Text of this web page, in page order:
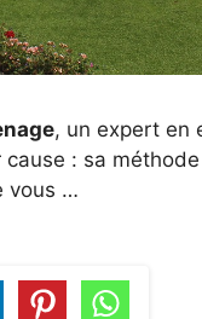
, un expert en
: sa
vous …